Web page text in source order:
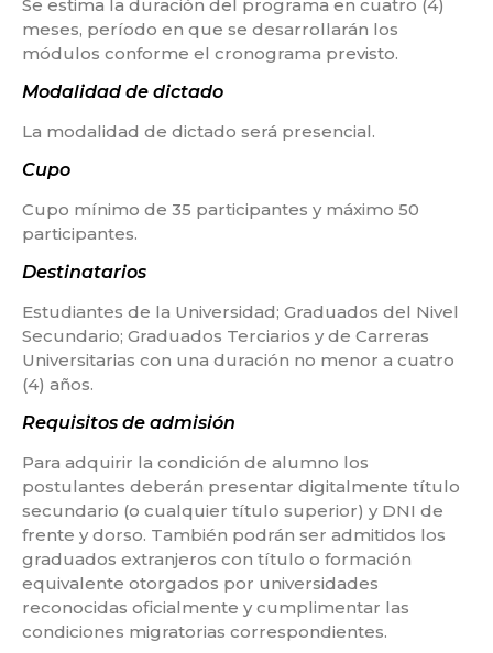
Se estima la duración del programa en cuatro (4)
meses, período en que se desarrollarán los
módulos conforme el cronograma previsto.
Modalidad de dictado
La modalidad de dictado será presencial.
Cupo
Cupo mínimo de 35 participantes y máximo 50
participantes.
Destinatarios
Estudiantes de la Universidad; Graduados del Nivel
Secundario; Graduados Terciarios y de Carreras
Universitarias con una duración no menor a cuatro
(4) años.
Requisitos de admisión
Para adquirir la condición de alumno los
postulantes deberán presentar digitalmente título
secundario (o cualquier título superior) y DNI de
frente y dorso. También podrán ser admitidos los
graduados extranjeros con título o formación
equivalente otorgados por universidades
reconocidas oficialmente y cumplimentar las
condiciones migratorias correspondientes.